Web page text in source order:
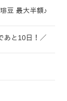
豆 最大半額♪
あと10日！／